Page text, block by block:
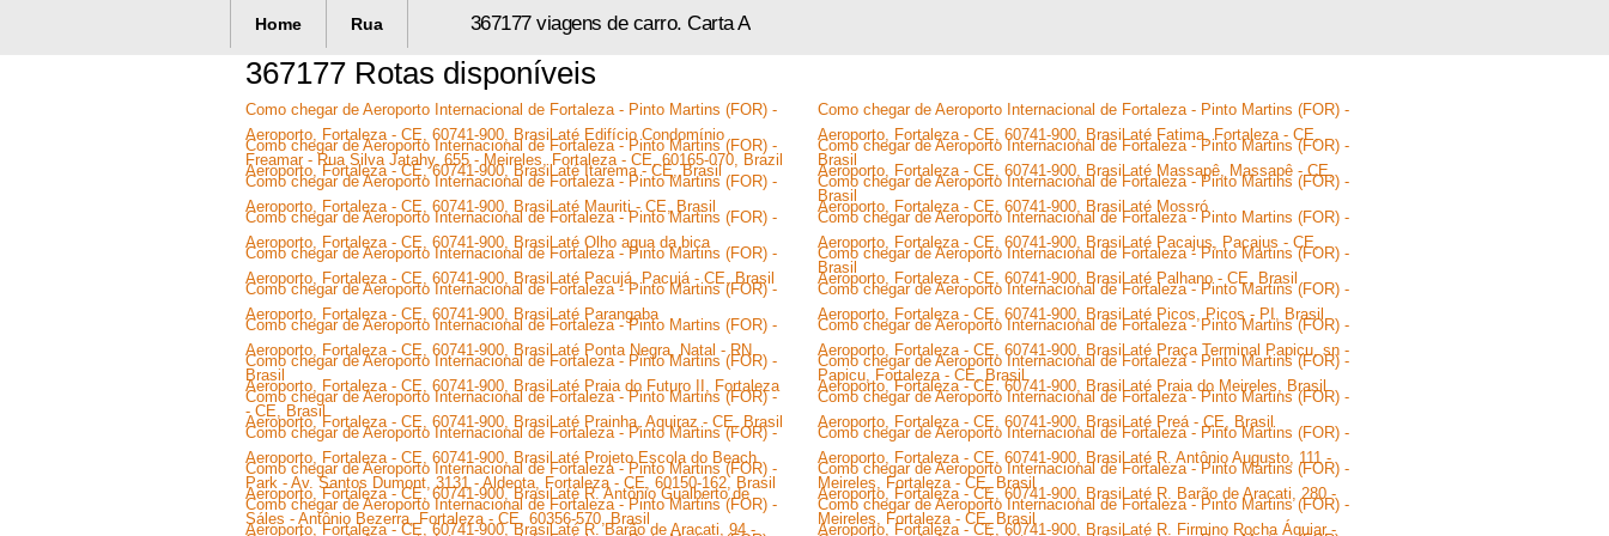
367177 viagens de carro. Carta A
Home Rua
367177 Rotas disponíveis
Como chegar de Aeroporto Internacional de Fortaleza - Pinto Martins (FOR) -
Aeroporto, Fortaleza - CE, 60741-900, Brasil até Edifício Condomínio
Freamar - Rua Silva Jatahy, 655 - Meireles, Fortaleza - CE, 60165-070, Brazil
Como chegar de Aeroporto Internacional de Fortaleza - Pinto Martins (FOR) -
Aeroporto, Fortaleza - CE, 60741-900, Brasil até Fatima, Fortaleza - CE,
Brasil
Como chegar de Aeroporto Internacional de Fortaleza - Pinto Martins (FOR) -
Aeroporto, Fortaleza - CE, 60741-900, Brasil até Itarema - CE, Brasil
Como chegar de Aeroporto Internacional de Fortaleza - Pinto Martins (FOR) -
Aeroporto, Fortaleza - CE, 60741-900, Brasil até Massapê, Massapê - CE,
Brasil
Como chegar de Aeroporto Internacional de Fortaleza - Pinto Martins (FOR) -
Aeroporto, Fortaleza - CE, 60741-900, Brasil até Mauriti - CE, Brasil
Como chegar de Aeroporto Internacional de Fortaleza - Pinto Martins (FOR) -
Aeroporto, Fortaleza - CE, 60741-900, Brasil até Mossró
Como chegar de Aeroporto Internacional de Fortaleza - Pinto Martins (FOR) -
Aeroporto, Fortaleza - CE, 60741-900, Brasil até Olho agua da bica
Como chegar de Aeroporto Internacional de Fortaleza - Pinto Martins (FOR) -
Aeroporto, Fortaleza - CE, 60741-900, Brasil até Pacajus, Pacajus - CE,
Brasil
Como chegar de Aeroporto Internacional de Fortaleza - Pinto Martins (FOR) -
Aeroporto, Fortaleza - CE, 60741-900, Brasil até Pacujá, Pacujá - CE, Brasil
Como chegar de Aeroporto Internacional de Fortaleza - Pinto Martins (FOR) -
Aeroporto, Fortaleza - CE, 60741-900, Brasil até Palhano - CE, Brasil
Como chegar de Aeroporto Internacional de Fortaleza - Pinto Martins (FOR) -
Aeroporto, Fortaleza - CE, 60741-900, Brasil até Parangaba
Como chegar de Aeroporto Internacional de Fortaleza - Pinto Martins (FOR) -
Aeroporto, Fortaleza - CE, 60741-900, Brasil até Picos, Picos - PI, Brasil
Como chegar de Aeroporto Internacional de Fortaleza - Pinto Martins (FOR) -
Aeroporto, Fortaleza - CE, 60741-900, Brasil até Ponta Negra, Natal - RN,
Brasil
Como chegar de Aeroporto Internacional de Fortaleza - Pinto Martins (FOR) -
Aeroporto, Fortaleza - CE, 60741-900, Brasil até Praça Terminal Papicu, sn -
Papicu, Fortaleza - CE, Brasil
Como chegar de Aeroporto Internacional de Fortaleza - Pinto Martins (FOR) -
Aeroporto, Fortaleza - CE, 60741-900, Brasil até Praia do Futuro II, Fortaleza
- CE, Brasil
Como chegar de Aeroporto Internacional de Fortaleza - Pinto Martins (FOR) -
Aeroporto, Fortaleza - CE, 60741-900, Brasil até Praia do Meireles, Brasil
Como chegar de Aeroporto Internacional de Fortaleza - Pinto Martins (FOR) -
Aeroporto, Fortaleza - CE, 60741-900, Brasil até Prainha, Aquiraz - CE, Brasil
Como chegar de Aeroporto Internacional de Fortaleza - Pinto Martins (FOR) -
Aeroporto, Fortaleza - CE, 60741-900, Brasil até Preá - CE, Brasil
Como chegar de Aeroporto Internacional de Fortaleza - Pinto Martins (FOR) -
Aeroporto, Fortaleza - CE, 60741-900, Brasil até Projeto Escola do Beach
Park - Av. Santos Dumont, 3131 - Aldeota, Fortaleza - CE, 60150-162, Brasil
Como chegar de Aeroporto Internacional de Fortaleza - Pinto Martins (FOR) -
Aeroporto, Fortaleza - CE, 60741-900, Brasil até R. Antônio Augusto, 111 -
Meireles, Fortaleza - CE, Brasil
Como chegar de Aeroporto Internacional de Fortaleza - Pinto Martins (FOR) -
Aeroporto, Fortaleza - CE, 60741-900, Brasil até R. Antônio Gualberto de
Sáles - Antônio Bezerra, Fortaleza - CE, 60356-570, Brasil
Como chegar de Aeroporto Internacional de Fortaleza - Pinto Martins (FOR) -
Aeroporto, Fortaleza - CE, 60741-900, Brasil até R. Barão de Aracati, 280 -
Meireles, Fortaleza - CE, Brasil
Como chegar de Aeroporto Internacional de Fortaleza - Pinto Martins (FOR) -
Aeroporto, Fortaleza - CE, 60741-900, Brasil até R. Barão de Aracati, 94 -
Como chegar de Aeroporto Internacional de Fortaleza - Pinto Martins (FOR) -
Aeroporto, Fortaleza - CE, 60741-900, Brasil até R. Firmino Rocha Águiar -